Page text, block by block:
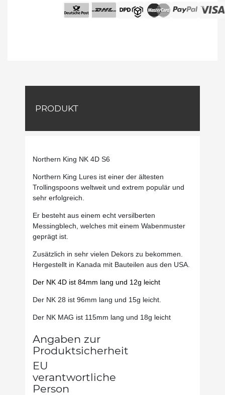
PRODUKT
Northern King NK 4D S6
Northern King Lures ist einer der ältesten
Trollingspoons weltweit und extrem populär und
sehr erfolgreich.
Er besteht aus einem echt versilberten
Messingblech, welches mit einem Wabenmuster
geprägt ist.
Zusätzlich in sehr vielen Dekors zu bekommen.
Hergestellt in Kanada mit Bauteilen aus den USA.
Der NK 4D ist 84mm lang und 12g leicht
Der NK 28 ist 96mm lang und 15g leicht.
Der NK MAG ist 115mm lang und 18g leicht
Angaben zur
Produktsicherheit
EU
verantwortliche
Person